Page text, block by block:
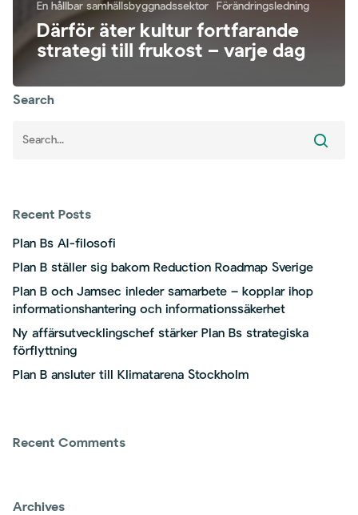
En hållbar samhällsbyggnadssektor Förändringsledning
Därför äter kultur fortfarande
strategi till frukost – varje dag
Search
Recent Posts
Plan Bs AI-filosofi
Plan B ställer sig bakom Reduction Roadmap Sverige
Plan B och Jamsec inleder samarbete – kopplar ihop
informationshantering och informationssäkerhet
Ny affärsutvecklingschef stärker Plan Bs strategiska
förflyttning
Plan B ansluter till Klimatarena Stockholm
Recent Comments
Archives